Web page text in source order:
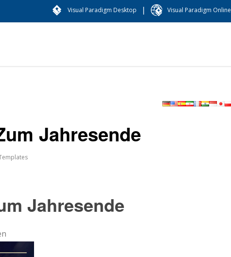
Visual Paradigm Desktop | Visual Paradigm Online
Jahresende
Jahresende